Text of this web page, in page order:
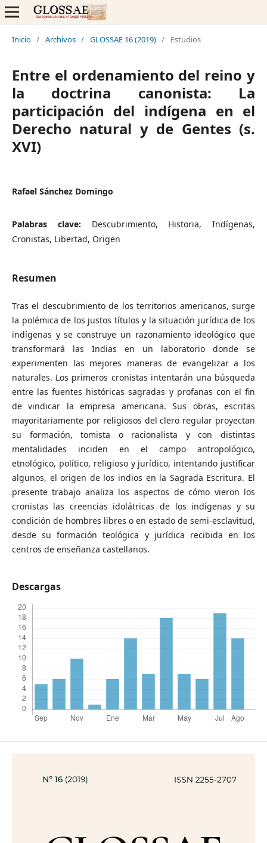
Inicio / Archivos / GLOSSAE 16 (2019) / Estudios
Entre el ordenamiento del reino y
la doctrina canonista: La
participación del indígena en el
Derecho natural y de Gentes (s.
XVI)
Rafael Sánchez Domingo
Palabras clave: Descubrimiento, Historia, Indígenas,
Cronistas, Libertad, Origen
Resumen
Tras el descubrimiento de los territorios americanos, surge
la polémica de los justos títulos y la situación jurídica de los
indígenas y se construye un razonamiento ideológico que
transformará las Indias en un laboratorio donde se
experimenten las mejores maneras de evangelizar a los
naturales. Los primeros cronistas intentarán una búsqueda
entre las fuentes históricas sagradas y profanas con el fin
de vindicar la empresa americana. Sus obras, escritas
mayoritariamente por religiosos del clero regular proyectan
su formación, tomista o racionalista y con distintas
mentalidades inciden en el campo antropológico,
etnológico, político, religioso y jurídico, intentando justificar
algunos, el origen de los indios en la Sagrada Escritura. El
presente trabajo analiza los aspectos de cómo vieron los
cronistas las creencias idolátricas de los indígenas y su
condición de hombres libres o en estado de semi-esclavitud,
desde su formación teológica y jurídica recibida en los
centros de enseñanza castellanos.
Descargas